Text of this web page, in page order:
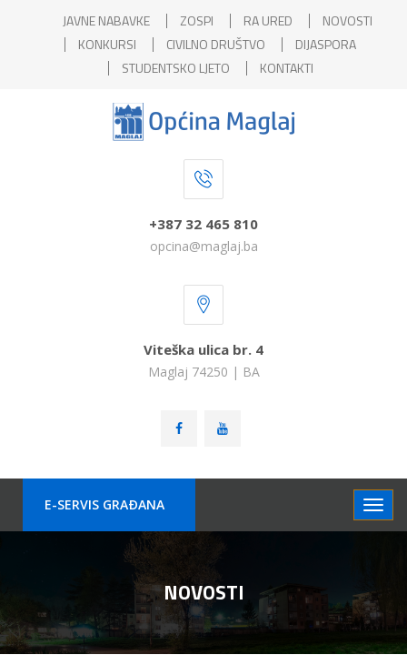
JAVNE NABAVKE ZOSPI RA URED
NOVOSTI
KONKURSI
CIVILNO DRUŠTVO
DIJASPORA
STUDENTSKO LJETO
KONTAKTI
+387 32 465 810
opcina@maglaj.ba
Viteška ulica br. 4
Maglaj 74250 | BA
E-SERVIS GRAÐANA
NOVOSTI